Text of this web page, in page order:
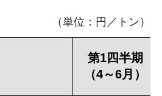
（単位：円／トン）
第1四半期
（4～6月）